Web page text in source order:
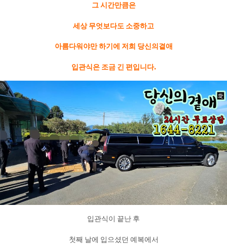
그 시간만큼은
세상 무엇보다도 소중하고
아름다워야만 하기에 저희 당신의곁애
입관식은 조금 긴 편입니다.
입관식이 끝난 후
첫째 날에 입으셨던 예복에서